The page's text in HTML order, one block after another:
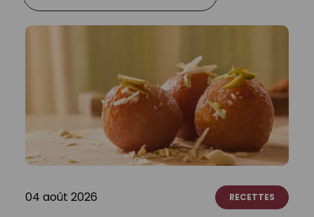
04 août 2026 RECETTES